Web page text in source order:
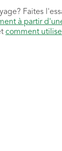
Faites
à partir
comment